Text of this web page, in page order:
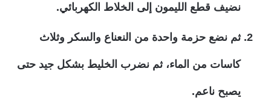
نضيف قطع الليمون إلى الخلاط الكهربائي.
ثم نضع حزمة واحدة من النعناع والسكر وثلاث
كاسات من الماء، ثم نضرب الخليط بشكل جيد حتى
يصبح ناعم.